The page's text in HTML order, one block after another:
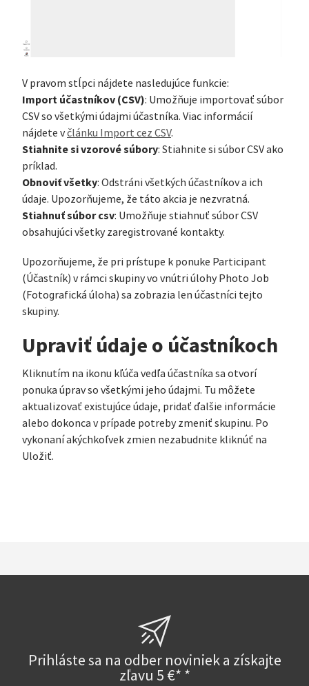
V pravom stĺpci nájdete nasledujúce funkcie:
Import účastníkov (CSV): Umožňuje importovať súbor
CSV so všetkými údajmi účastníka. Viac informácií
nájdete včlánku Import cez CSV.
Stiahnite si vzorové súbory: Stiahnite si súbor CSV ako
príklad.
Obnoviť všetky: Odstráni všetkých účastníkov a ich
údaje. Upozorňujeme, že táto akcia je nezvratná.
Stiahnuť súbor csv: Umožňuje stiahnuť súbor CSV
obsahujúci všetky zaregistrované kontakty.
Upozorňujeme, že pri prístupe k ponuke Participant
(Účastník) v rámci skupiny vo vnútri úlohy Photo Job
(Fotografická úloha) sa zobrazia len účastníci tejto
skupiny.
Upraviť údaje o účastníkoch
Kliknutím na ikonu kľúča vedľa účastníka sa otvorí
ponuka úprav so všetkými jeho údajmi. Tu môžete
aktualizovať existujúce údaje, pridať ďalšie informácie
alebo dokonca v prípade potreby zmeniť skupinu. Po
vykonaní akýchkoľvek zmien nezabudnite kliknúť na
Uložiť.
Prihláste sa na odber noviniek a získajte
zľavu 5 €* *